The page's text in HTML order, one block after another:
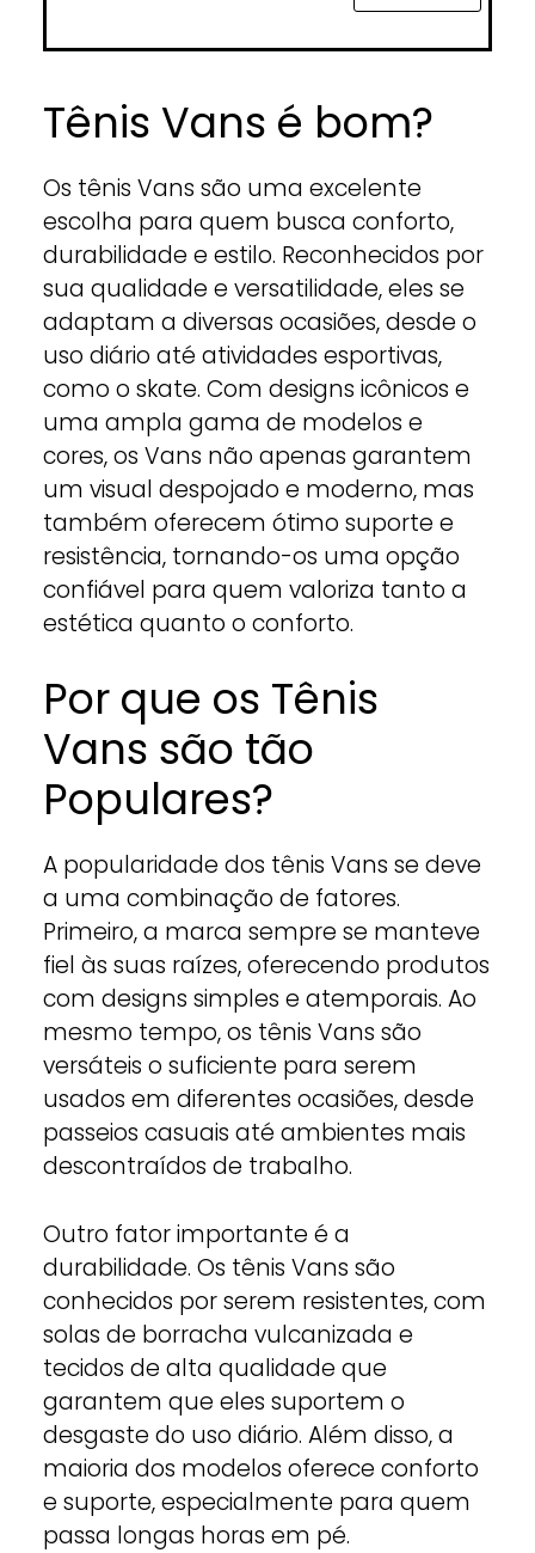
Tênis Vans é bom?
Os tênis Vans são uma excelente
escolha para quem busca conforto,
durabilidade e estilo. Reconhecidos por
sua qualidade e versatilidade, eles se
adaptam a diversas ocasiões, desde o
uso diário até atividades esportivas,
como o skate. Com designs icônicos e
uma ampla gama de modelos e
cores, os Vans não apenas garantem
um visual despojado e moderno, mas
também oferecem ótimo suporte e
resistência, tornando-os uma opção
confiável para quem valoriza tanto a
estética quanto o conforto.
Por que os Tênis
Vans são tão
Populares?
A popularidade dos tênis Vans se deve
a uma combinação de fatores.
Primeiro, a marca sempre se manteve
fiel às suas raízes, oferecendo produtos
com designs simples e atemporais. Ao
mesmo tempo, os tênis Vans são
versáteis o suficiente para serem
usados em diferentes ocasiões, desde
passeios casuais até ambientes mais
descontraídos de trabalho.
Outro fator importante é a
durabilidade. Os tênis Vans são
conhecidos por serem resistentes, com
solas de borracha vulcanizada e
tecidos de alta qualidade que
garantem que eles suportem o
desgaste do uso diário. Além disso, a
maioria dos modelos oferece conforto
e suporte, especialmente para quem
passa longas horas em pé.